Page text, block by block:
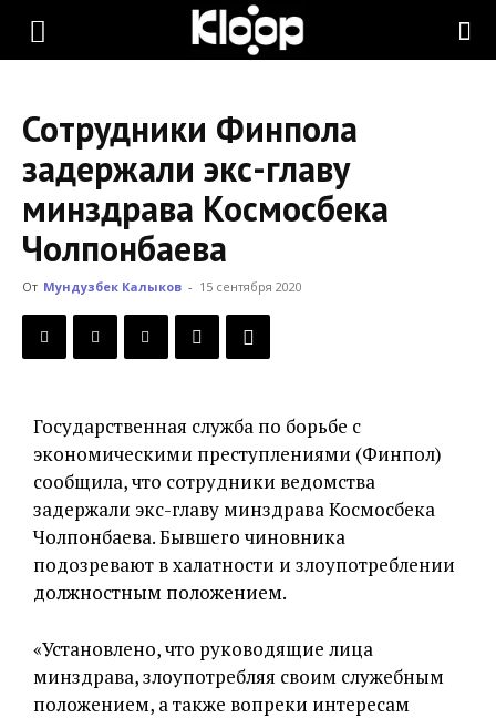
KLOOP.KG
Новости
Кыргызстана
Сотрудники Финпола
задержали экс-главу
минздрава Космосбека
Чолпонбаева
От Мундузбек Калыков - 15 сентября 2020
Государственная служба по борьбе с
экономическими преступлениями (Финпол)
сообщила, что сотрудники ведомства
задержали экс-главу минздрава Космосбека
Чолпонбаева. Бывшего чиновника
подозревают в халатности и злоупотреблении
должностным положением.
«Установлено, что руководящие лица
минздрава, злоупотребляя своим служебным
положением, а также вопреки интересам